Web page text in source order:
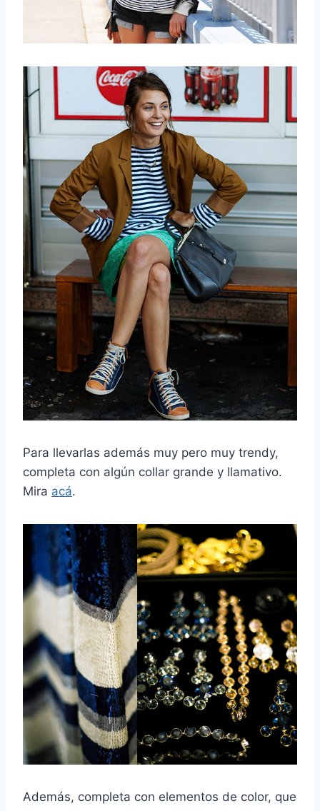
Para llevarlas además muy pero muy trendy,
completa con algún collar grande y llamativo.
Mira acá.
Además, completa con elementos de color, que